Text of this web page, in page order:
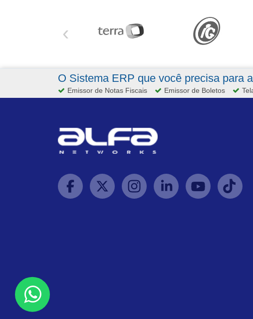
‹
O Sistema ERP que você precisa para
Emissor de Notas Fiscais Emissor de Boletos